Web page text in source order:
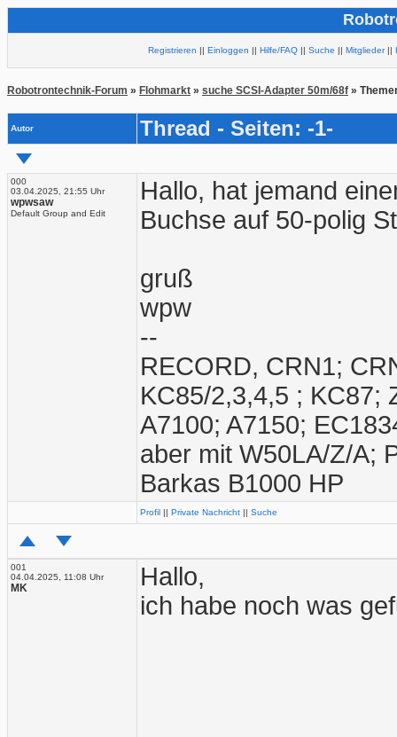
Registrieren || Einloggen || Hilfe/FAQ || Suche || Mitglieder||
Robotrontechnik-Forum » Flohmarkt » suche SCSI-Adapter 50m/68f »
Autor Thread - Seiten: -1-
000
03.04.2025, 21:55 Uhr
wpwsaw
Default Group and Edit
Hallo, hat jemand
Buchse auf 50-polig
gruß
wpw
--
RECORD, CRN1;
KC85/2,3,4,5 ; KC87;
A7100; A7150;
aber mit W50LA/Z/A;
Barkas B1000 HP
Profil || Private Nachricht || Suche
001
04.04.2025, 11:08 Uhr
MK
Hallo,
ich habe noch was